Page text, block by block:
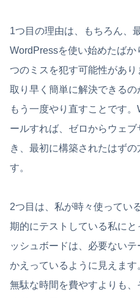
1つ目の理由は、もちろん、
WordPressを使い始めたば
つのミスを犯す可能性があ
取り早く簡単に解決できる
もう一度やり直すことです
ールすれば、ゼロからウェ
き、最初に構築されたはず
す。
2つ目は、私が時々使ってい
期的にテストしている私に
ッシュボードは、必要ない
かえっているように見えま
無駄な時間を費やすよりも